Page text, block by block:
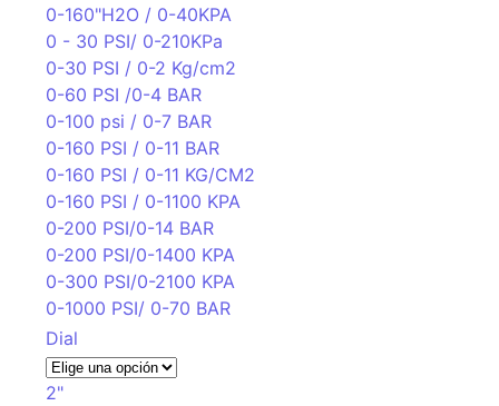
0-160"H2O / 0-40KPA
0 - 30 PSI/ 0-210KPa
0-30 PSI / 0-2 Kg/cm2
0-60 PSI /0-4 BAR
0-100 psi / 0-7 BAR
0-160 PSI / 0-11 BAR
0-160 PSI / 0-11 KG/CM2
0-160 PSI / 0-1100 KPA
0-200 PSI/0-14 BAR
0-200 PSI/0-1400 KPA
0-300 PSI/0-2100 KPA
0-1000 PSI/ 0-70 BAR
Dial
2"